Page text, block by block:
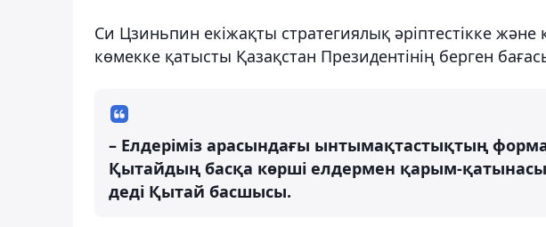
Си Цзиньпин екіжақты стратегиялық әріптестікке және
көмекке қатысты Қазақстан Президентінің берген
– Елдеріміз арасындағы ынтымақтастықтың
Қытайдың басқа көрші елдермен қарым-
деді Қытай басшысы.